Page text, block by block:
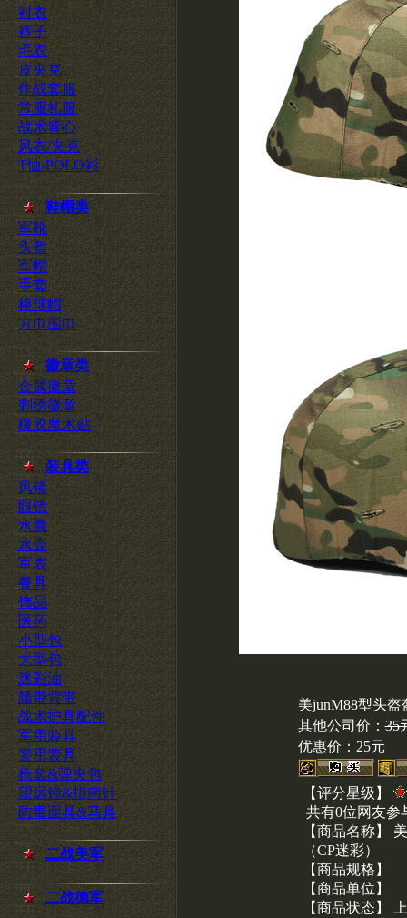
衬衣
裤子
毛衣
皮夹克
作战套服
常服礼服
战术背心
风衣/夹克
T恤/POLO衫
鞋帽类
军靴
头盔
军帽
手套
棒球帽
方巾围巾
徽章类
金属徽章
刺绣徽章
橡胶魔术贴
装具类
风镜
眼镜
水囊
水壶
军表
餐具
饰品
医药
小型包
大型包
迷彩油
腰带背带
战术护具配件
军用装具
警用装具
枪套&弹夹包
望远镜&指南针
防毒面具&马具
二战美军
二战德军
美junM88型头盔
其他公司价：35
优惠价： 25元
【评分星级】
共有0位网友参
【商品名称】
（CP迷彩）
【商品规格】
【商品单位】
【商品状态】